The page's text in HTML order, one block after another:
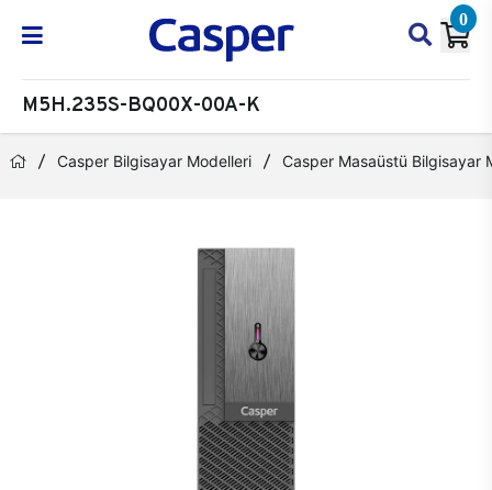
0
M5H.235S-BQ00X-00A-K
Casper Bilgisayar Modelleri Casper Masaüstü Bilgisayar